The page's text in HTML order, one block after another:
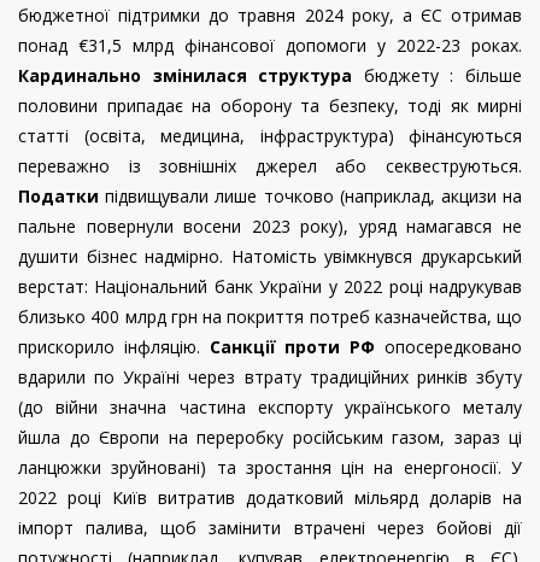
бюджетної підтримки до травня 2024 року, а ЄС отримав
понад €31,5 млрд фінансової допомоги у 2022-23 роках.
Кардинально змінилася структура бюджету : більше
половини припадає на оборону та безпеку, тоді як мирні
статті (освіта, медицина, інфраструктура) фінансуються
переважно із зовнішніх джерел або секвеструються.
Податки підвищували лише точково (наприклад, акцизи на
пальне повернули восени 2023 року), уряд намагався не
душити бізнес надмірно. Натомість увімкнувся друкарський
верстат: Національний банк України у 2022 році надрукував
близько 400 млрд грн на покриття потреб казначейства, що
прискорило інфляцію. Санкції проти РФ опосередковано
вдарили по Україні через втрату традиційних ринків збуту
(до війни значна частина експорту українського металу
йшла до Європи на переробку російським газом, зараз ці
ланцюжки зруйновані) та зростання цін на енергоносії. У
2022 році Київ витратив додатковий мільярд доларів на
імпорт палива, щоб замінити втрачені через бойові дії
потужності (наприклад, купував електроенергію в ЄС).